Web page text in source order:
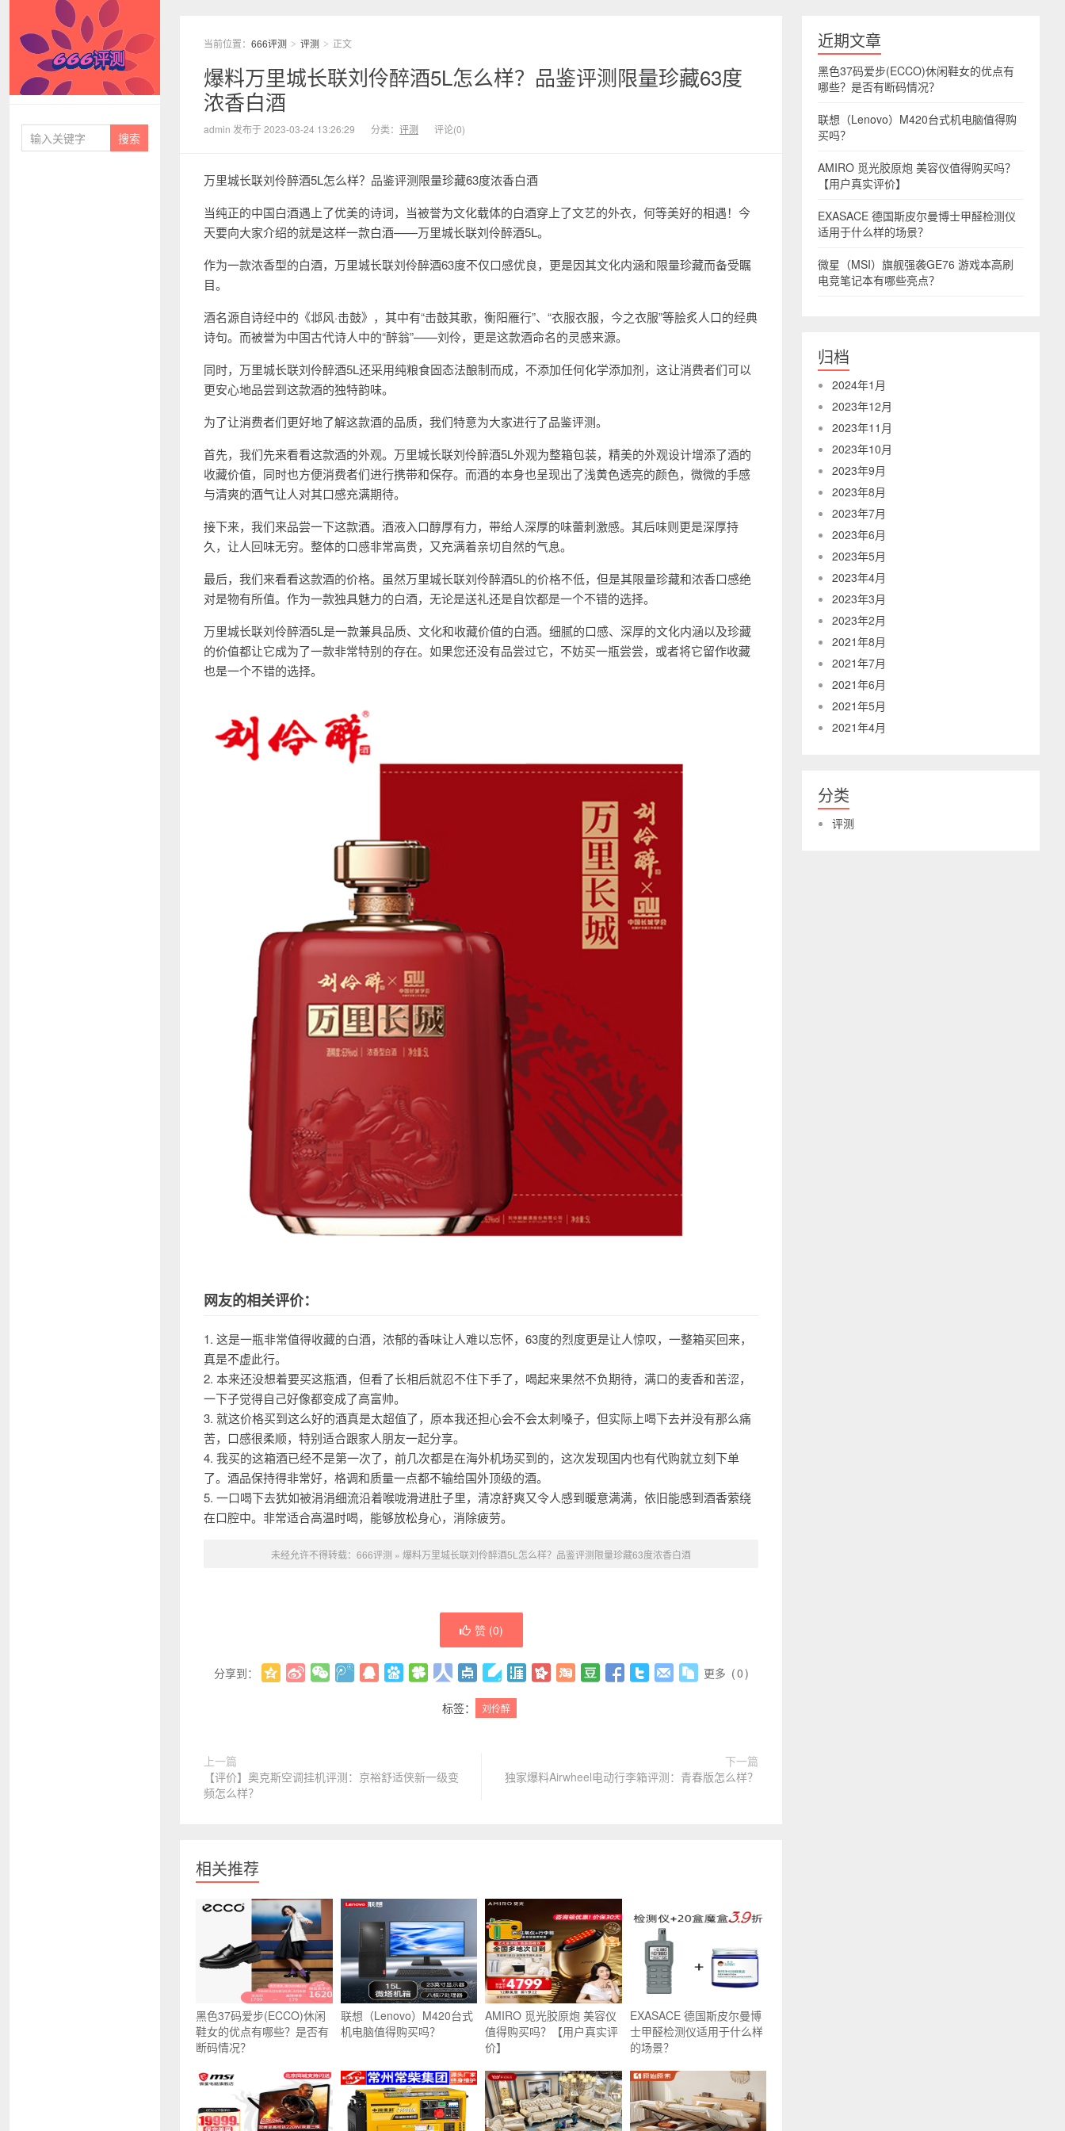
当前位置： 666评测 > 评测 > 正文
爆料万里城长联刘伶醉酒5L怎么样？品鉴评测限量珍藏63度
浓香白酒
admin 发布于 2023-03-24 13:26:29 分类： 评测 评论(0)
万里城长联刘伶醉酒5L怎么样？品鉴评测限量珍藏63度浓香白酒
当纯正的中国白酒遇上了优美的诗词，当被誉为文化载体的白酒穿上了文艺的外衣，何等美好的相遇！今
天要向大家介绍的就是这样一款白酒——万里城长联刘伶醉酒5L。
作为一款浓香型的白酒，万里城长联刘伶醉酒63度不仅口感优良，更是因其文化内涵和限量珍藏而备受瞩
目。
酒名源自诗经中的《邶风·击鼓》，其中有“击鼓其歌，衡阳雁行”、“衣服衣服，今之衣服”等脍炙人口的经典
诗句。而被誉为中国古代诗人中的“醉翁”——刘伶，更是这款酒命名的灵感来源。
同时，万里城长联刘伶醉酒5L还采用纯粮食固态法酿制而成，不添加任何化学添加剂，这让消费者们可以
更安心地品尝到这款酒的独特韵味。
为了让消费者们更好地了解这款酒的品质，我们特意为大家进行了品鉴评测。
首先，我们先来看看这款酒的外观。万里城长联刘伶醉酒5L外观为整箱包装，精美的外观设计增添了酒的
收藏价值，同时也方便消费者们进行携带和保存。而酒的本身也呈现出了浅黄色透亮的颜色，微微的手感
与清爽的酒气让人对其口感充满期待。
接下来，我们来品尝一下这款酒。酒液入口醇厚有力，带给人深厚的味蕾刺激感。其后味则更是深厚持
久，让人回味无穷。整体的口感非常高贵，又充满着亲切自然的气息。
最后，我们来看看这款酒的价格。虽然万里城长联刘伶醉酒5L的价格不低，但是其限量珍藏和浓香口感绝
对是物有所值。作为一款独具魅力的白酒，无论是送礼还是自饮都是一个不错的选择。
万里城长联刘伶醉酒5L是一款兼具品质、文化和收藏价值的白酒。细腻的口感、深厚的文化内涵以及珍藏
的价值都让它成为了一款非常特别的存在。如果您还没有品尝过它，不妨买一瓶尝尝，或者将它留作收藏
也是一个不错的选择。
网友的相关评价：
1. 这是一瓶非常值得收藏的白酒，浓郁的香味让人难以忘怀，63度的烈度更是让人惊叹，一整箱买回来，
真是不虚此行。
2. 本来还没想着要买这瓶酒，但看了长相后就忍不住下手了，喝起来果然不负期待，满口的麦香和苦涩，
一下子觉得自己好像都变成了高富帅。
3. 就这价格买到这么好的酒真是太超值了，原本我还担心会不会太刺嗓子，但实际上喝下去并没有那么痛
苦，口感很柔顺，特别适合跟家人朋友一起分享。
4. 我买的这箱酒已经不是第一次了，前几次都是在海外机场买到的，这次发现国内也有代购就立刻下单
了。酒品保持得非常好，格调和质量一点都不输给国外顶级的酒。
5. 一口喝下去犹如被涓涓细流沿着喉咙滑进肚子里，清凉舒爽又令人感到暖意满满，依旧能感到酒香萦绕
在口腔中。非常适合高温时喝，能够放松身心，消除疲劳。
未经允许不得转载： 666评测 » 爆料万里城长联刘伶醉酒5L怎么样？品鉴评测限量珍藏63度浓香白酒
赞 (0)
分享到： 更多 (0)
标签： 刘伶醉
上一篇
【评价】奥克斯空调挂机评测：京裕舒适侠新一级变
频怎么样？
下一篇
独家爆料Airwheel电动行李箱评测：青春版怎么样？
相关推荐
黑色37码爱步(ECCO)休闲
鞋女的优点有哪些？是否有
断码情况？
联想（Lenovo）M420台式
机电脑值得购买吗？
AMIRO 觅光胶原炮 美容仪
值得购买吗？【用户真实评
价】
EXASACE 德国斯皮尔曼博
士甲醛检测仪适用于什么样
的场景？
近期文章
黑色37码爱步(ECCO)休闲鞋女的优点有
哪些？是否有断码情况？
联想（Lenovo）M420台式机电脑值得购
买吗？
AMIRO 觅光胶原炮 美容仪值得购买吗？
【用户真实评价】
EXASACE 德国斯皮尔曼博士甲醛检测仪
适用于什么样的场景？
微星（MSI）旗舰强袭GE76 游戏本高刷
电竞笔记本有哪些亮点？
归档
2024年1月
2023年12月
2023年11月
2023年10月
2023年9月
2023年8月
2023年7月
2023年6月
2023年5月
2023年4月
2023年3月
2023年2月
2021年8月
2021年7月
2021年6月
2021年5月
2021年4月
分类
评测